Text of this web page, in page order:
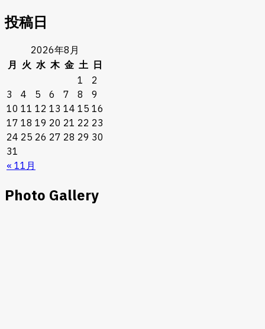
投稿日
2026年8月
月 火 水 木 金 土 日
« 11月
1
2
3
4 5 6 7 8
9
10 11 12 13 14 15 16
17 18 19 20 21 22 23
24 25 26 27 28 29 30
31
Photo Gallery